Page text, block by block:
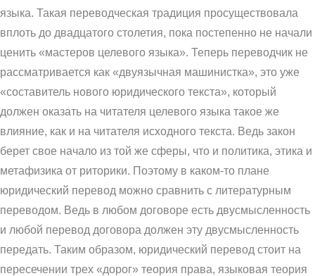
языка. Такая переводческая традиция просуществовала
вплоть до двадцатого столетия, пока постепенно не начали
ценить «мастеров целевого языка». Теперь переводчик не
рассматривается как «двуязычная машинистка», это уже
«составитель нового юридического текста», который
должен оказать на читателя целевого языка такое же
влияние, как и на читателя исходного текста. Ведь закон
берет свое начало из той же сферы, что и политика, этика и
метафизика от риторики. Поэтому в каком-то плане
юридический перевод можно сравнить с литературным
переводом. Ведь в любом договоре есть двусмысленность
и любой перевод договора должен эту двусмысленность
передать. Таким образом, юридический перевод стоит на
пересечении трех «дорог» теория права, языковая теория